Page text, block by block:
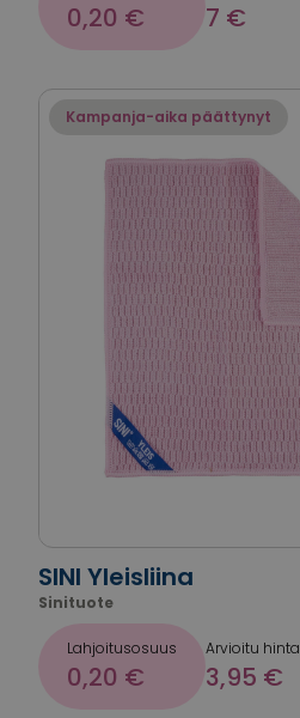
0,20 € 7 €
Kampanja-aika päättynyt
SINI Yleisliina
Sinituote
Lahjoitusosuus
0,20 €
Arvioitu hinta
3,95 €